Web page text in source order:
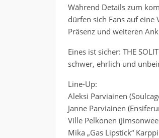
Während Details zum
dürfen sich Fans auf
Präsenz und weiteren
Eines ist sicher: THE
schwer, ehrlich und
Line-Up:
Aleksi Parviainen
Janne Parviainen
Ville Pelkonen
Mika „Gas Lipstick“